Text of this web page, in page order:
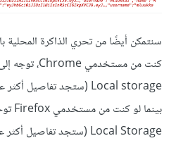
سنتمكن أيضًا من تحري الذاكرة المحلية
Local storage (ستجد تفاصيل أكثر على
Local Storage (ستجد تفاصيل أكثر على